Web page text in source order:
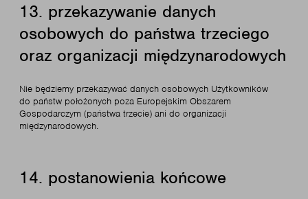
13. przekazywanie danych
osobowych do państwa trzeciego
oraz organizacji międzynarodowych
Nie będziemy przekazywać danych osobowych Użytkowników
do państw położonych poza Europejskim Obszarem
Gospodarczym (państwa trzecie) ani do organizacji
międzynarodowych.
14. postanowienia końcowe